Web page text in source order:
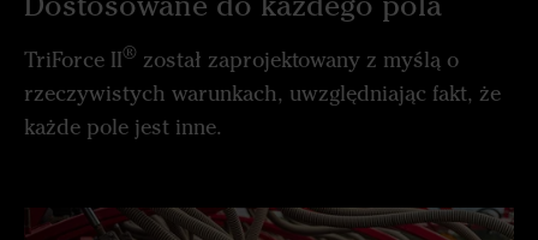
TriForce II® został zaprojektowany z myślą o
rzeczywistych warunkach, uwzględniając fakt, że
każde pole jest inne.